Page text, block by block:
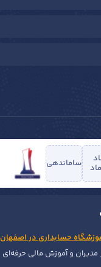
ساماندهی
حسابداری در اصفهان
و آموزش مالی حرفه‌ای